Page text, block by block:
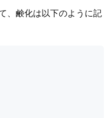
、鹸化は以下のように記